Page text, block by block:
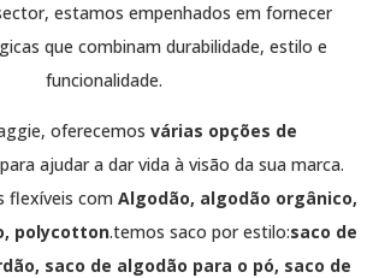
estamos empenhados em fornecer
que combinam durabilidade, estilo e
funcionalidade.
oferecemos várias opções de
para ajudar a dar vida à visão da sua marca.
flexíveis com Algodão, algodão orgânico,
polycotton.temos saco por estilo:saco de
saco de algodão para o pó, saco de